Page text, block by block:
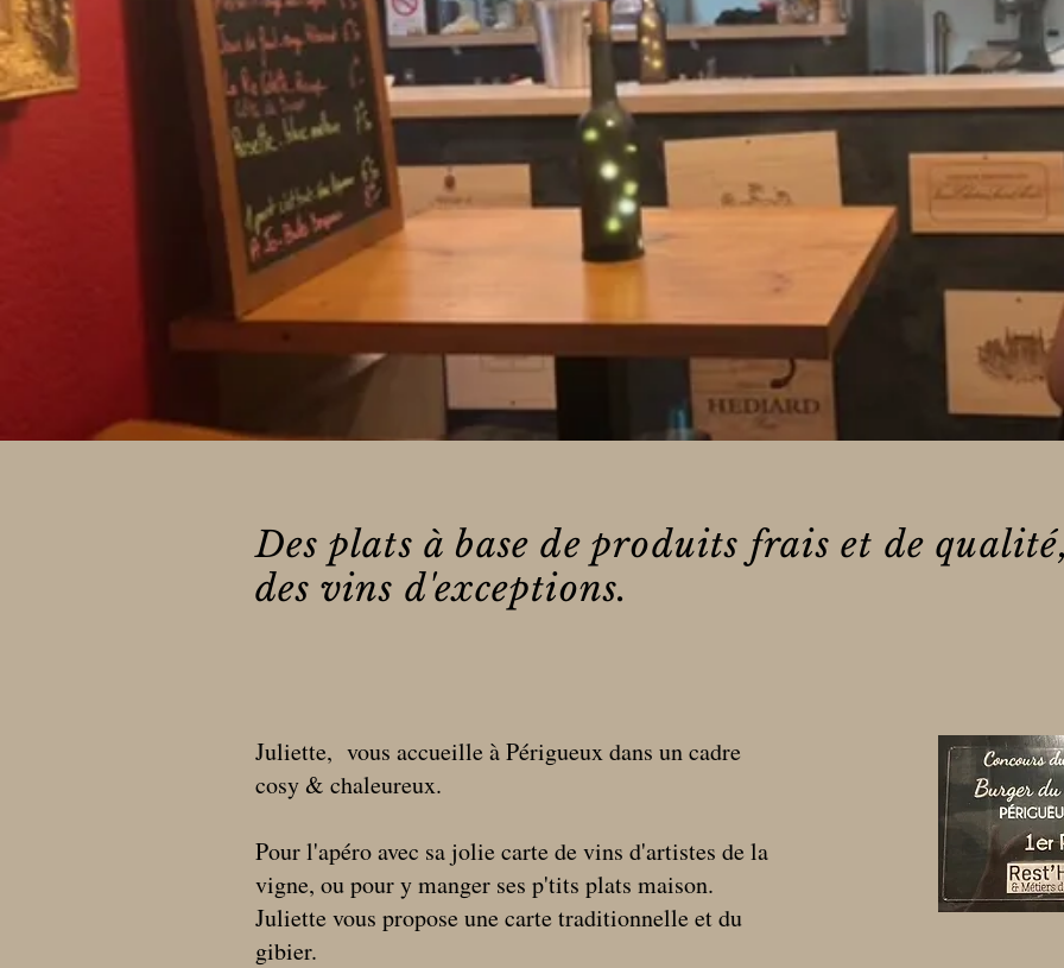
Des plats à base de produits frais et de
des vins d'exceptions.
Juliette, vous accueille à Périgueux dans un cadre
cosy & chaleureux.
Pour l'apéro avec sa jolie carte de vins d'artistes de la
vigne, ou pour y manger ses p'tits plats maison.
Juliette vous propose une carte traditionnelle et du
gibier.